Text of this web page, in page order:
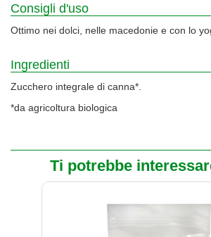
Consigli d'uso
Ottimo nei dolci, nelle macedonie e con lo
Ingredienti
Zucchero integrale di canna*.
*da agricoltura biologica
Ti potrebbe